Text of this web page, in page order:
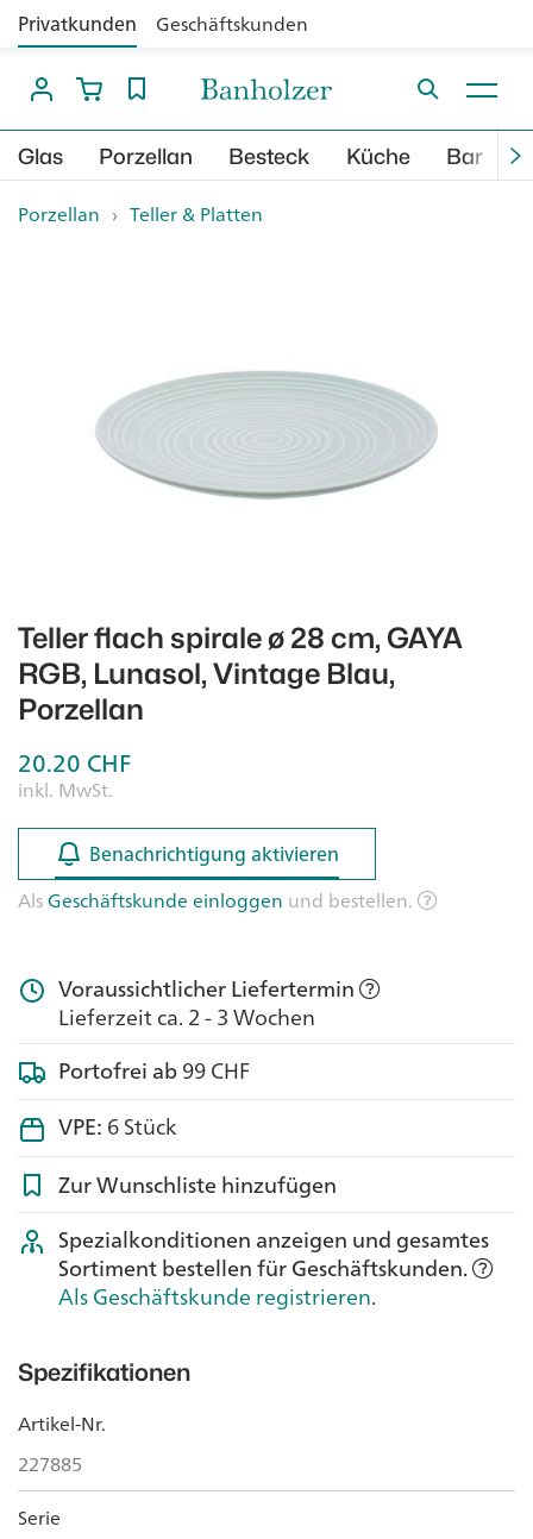
Privatkunden Geschäftskunden
Glas Porzellan Besteck Küche Bar
Porzellan › Teller & Platten
Teller flach spirale ø 28 cm, GAYA
RGB, Lunasol, Vintage Blau,
Porzellan
20.20 CHF
inkl. MwSt.
Benachrichtigung aktivieren
Benachrichtigung aktivieren
AlsGeschäftskunde einloggen und bestellen.
Voraussichtlicher Liefertermin
Lieferzeit ca. 2 - 3 Wochen
Portofrei ab99 CHF
VPE:6 Stück
Zur Wunschliste hinzufügen
Spezialkonditionen anzeigen und gesamtes
Sortiment bestellen für Geschäftskunden.
Als Geschäftskunde registrieren.
Spezifikationen
Artikel-Nr.
227885
Serie